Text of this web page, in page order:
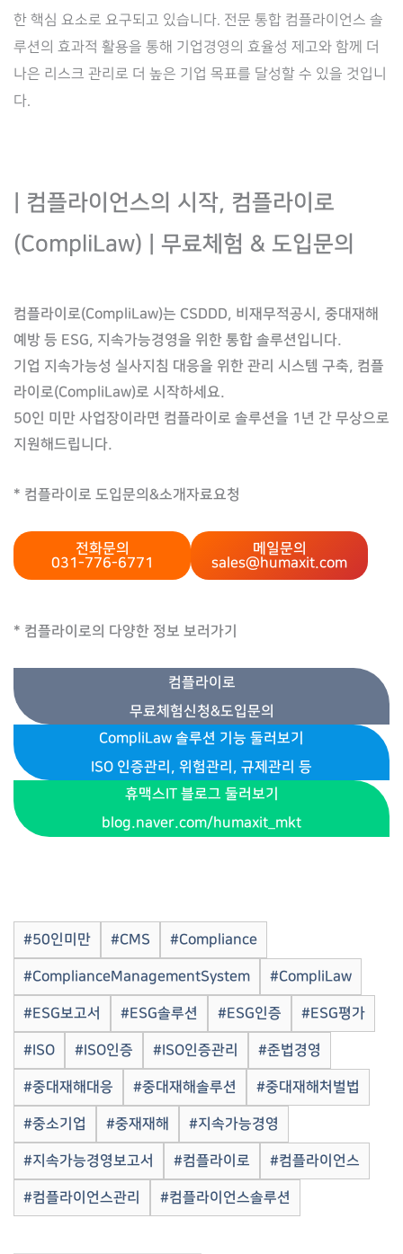
한 핵심 요소로 요구되고 있습니다. 전문 통합 컴플라이언스 솔
루션의 효과적 활용을 통해 기업경영의 효율성 제고와 함께 더
나은 리스크 관리로 더 높은 기업 목표를 달성할 수 있을 것입니
다.
| 컴플라이언스의 시작, 컴플라이로
(CompliLaw) | 무료체험 & 도입문의
컴플라이로(CompliLaw)는 CSDDD, 비재무적공시, 중대재해
예방 등 ESG, 지속가능경영을 위한 통합 솔루션입니다.
기업 지속가능성 실사지침 대응을 위한 관리 시스템 구축, 컴플
라이로(CompliLaw)로 시작하세요.
50인 미만 사업장이라면 컴플라이로 솔루션을 1년 간 무상으로
지원해드립니다.
* 컴플라이로 도입문의&소개자료요청
전화문의
031-776-6771
메일문의
sales@humaxit.com
* 컴플라이로의 다양한 정보 보러가기
컴플라이로
무료체험신청&도입문의
CompliLaw 솔루션 기능 둘러보기
ISO 인증관리, 위험관리, 규제관리 등
휴맥스IT 블로그 둘러보기
blog.naver.com/humaxit_mkt
#50인미만 #CMS #Compliance
#ComplianceManagementSystem #CompliLaw
#ESG보고서 #ESG솔루션 #ESG인증 #ESG평가
#ISO #ISO인증 #ISO인증관리 #준법경영
#중대재해대응 #중대재해솔루션 #중대재해처벌법
#중소기업 #중재재해 #지속가능경영
#지속가능경영보고서 #컴플라이로 #컴플라이언스
#컴플라이언스관리 #컴플라이언스솔루션